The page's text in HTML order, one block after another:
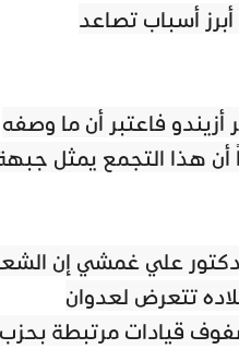
أسباب تصاعد
أزيندو فاعتبر أن ما وصفه
أن هذا التجمع يمثل
علي غمشي إن
تتعرض لعدوان
قيادات مرتبطة بحزب